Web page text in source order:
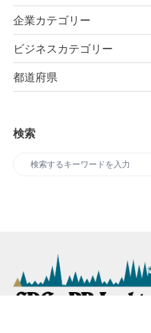
企業カテゴリー
ビジネスカテゴリー
都道府県
検索